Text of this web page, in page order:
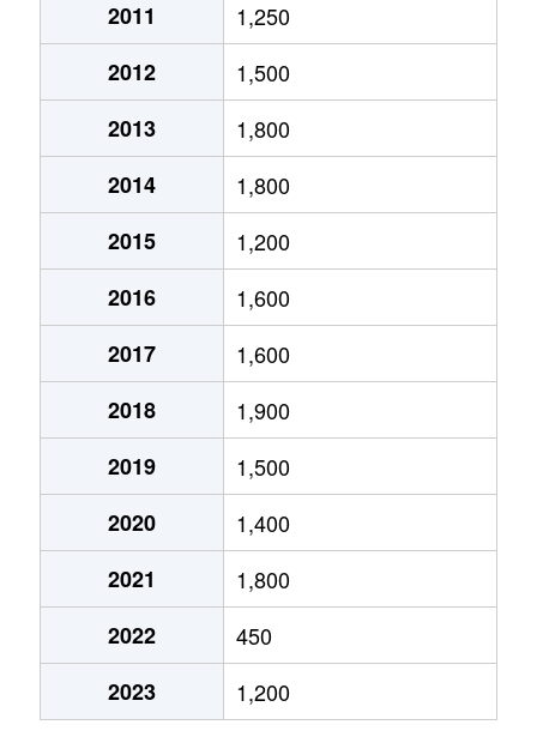
2011
1,250
2012
1,500
2013
1,800
2014
1,800
2015
1,200
2016
1,600
2017
1,600
2018
1,900
2019
1,500
2020
1,400
2021
1,800
2022
450
2023
1,200